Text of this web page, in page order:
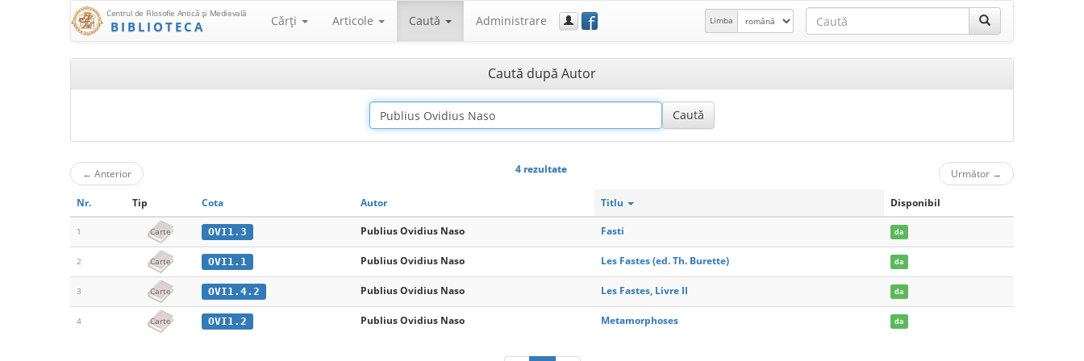
Centrul de Filosofie Antică şi Medievală
BIBLIOTECA Cărţi Articole Caută Administrare f Limba
Caută după Autor
← Anterior 4 rezultate Următor →
Nr. Tip Cota Autor Titlu Disponibil
1 Carte OVI1.3 Publius Ovidius Naso Fasti da
2 Carte OVI1.1 Publius Ovidius Naso Les Fastes (ed. Th. Burette) da
3 Carte OVI1.4.2 Publius Ovidius Naso Les Fastes, Livre II da
4 Carte OVI1.2 Publius Ovidius Naso Metamorphoses da